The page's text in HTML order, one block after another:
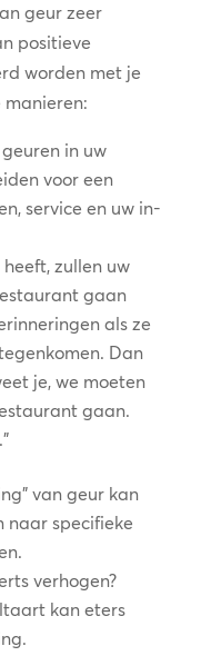
geur zeer
positieve
worden met je
in uw
voor een
service en uw in-
zullen uw
gaan
als ze
Dan
je, we moeten
gaan.
van geur kan
naar specifieke
verhogen?
kan eters